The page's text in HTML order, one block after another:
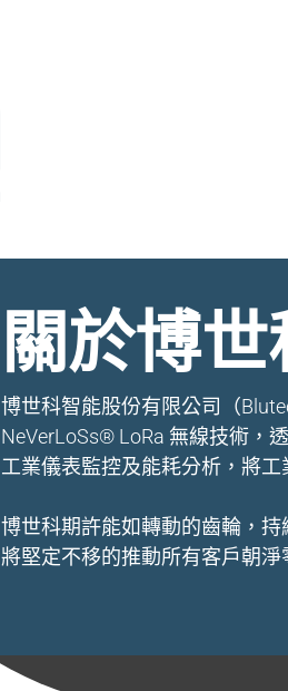
關於博世
博世科智能股份有限公司（
NeVerLoSs® LoRa 無線技術，
工業儀表監控及能耗分析，將
博世科期許能如轉動的齒輪，
將堅定不移的推動所有客戶朝淨